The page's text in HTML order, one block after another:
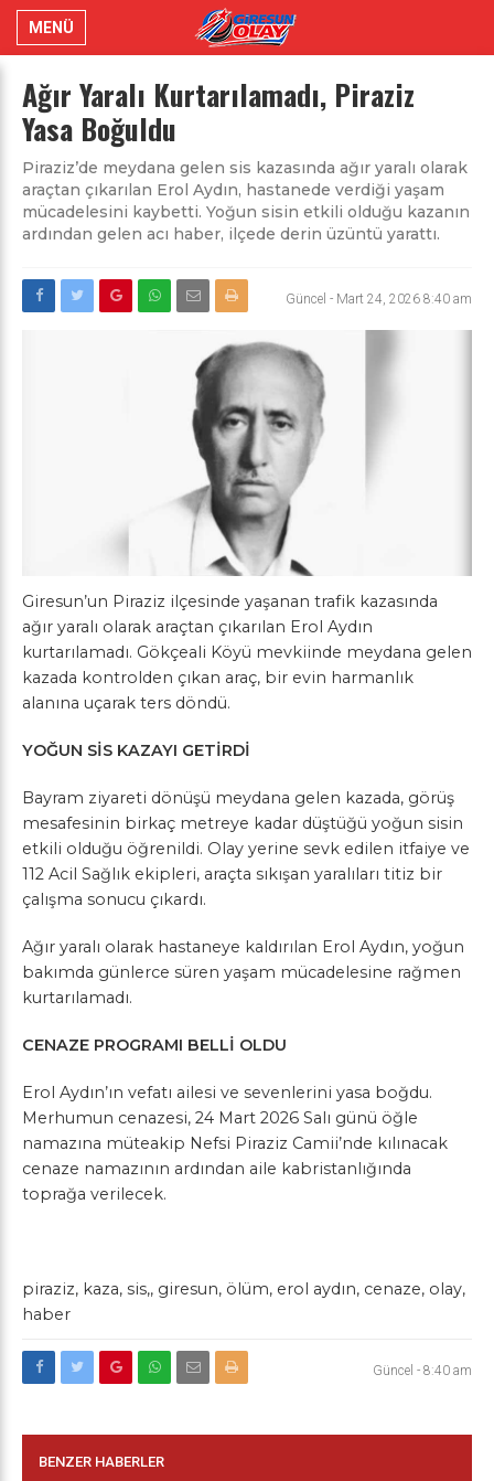
MENÜ
Ağır Yaralı Kurtarılamadı, Piraziz
Yasa Boğuldu
Piraziz’de meydana gelen sis kazasında ağır yaralı olarak
araçtan çıkarılan Erol Aydın, hastanede verdiği yaşam
mücadelesini kaybetti. Yoğun sisin etkili olduğu kazanın
ardından gelen acı haber, ilçede derin üzüntü yarattı.
Güncel - Mart 24, 2026 8:40 am
Giresun’un Piraziz ilçesinde yaşanan trafik kazasında
ağır yaralı olarak araçtan çıkarılan Erol Aydın
kurtarılamadı. Gökçeali Köyü mevkiinde meydana gelen
kazada kontrolden çıkan araç, bir evin harmanlık
alanına uçarak ters döndü.
YOĞUN SİS KAZAYI GETİRDİ
Bayram ziyareti dönüşü meydana gelen kazada, görüş
mesafesinin birkaç metreye kadar düştüğü yoğun sisin
etkili olduğu öğrenildi. Olay yerine sevk edilen itfaiye ve
112 Acil Sağlık ekipleri, araçta sıkışan yaralıları titiz bir
çalışma sonucu çıkardı.
Ağır yaralı olarak hastaneye kaldırılan Erol Aydın, yoğun
bakımda günlerce süren yaşam mücadelesine rağmen
kurtarılamadı.
CENAZE PROGRAMI BELLİ OLDU
Erol Aydın’ın vefatı ailesi ve sevenlerini yasa boğdu.
Merhumun cenazesi, 24 Mart 2026 Salı günü öğle
namazına müteakip Nefsi Piraziz Camii’nde kılınacak
cenaze namazının ardından aile kabristanlığında
toprağa verilecek.
piraziz, kaza, sis,, giresun, ölüm, erol aydın, cenaze, olay,
haber
Güncel - 8:40 am
BENZER HABERLER